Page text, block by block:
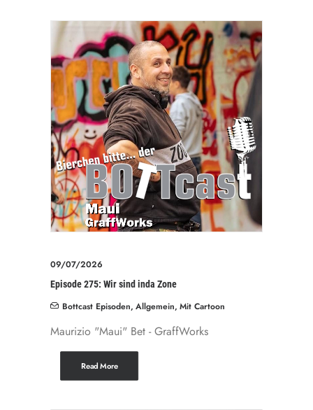
09/07/2026
Episode 275: Wir sind inda Zone
Bottcast Episoden, Allgemein, Mit Cartoon
Maurizio "Maui" Bet - GraffWorks
Read More